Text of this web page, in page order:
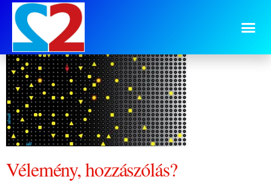
te-ido-tarsak-2
Vélemény, hozzászólás?